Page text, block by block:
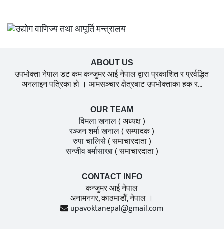
ABOUT US
उपभोक्ता नेपाल डट कम कन्जुमर आई नेपाल द्वारा प्रकाशित र प्रर्वद्धित
अनलाइन पत्रिका हो । आमसञ्चार क्षेत्रबाट उपभोक्ताका हक र...
OUR TEAM
विमला खनाल( अध्यक्ष )
रञ्जन शर्मा खनाल( सम्पादक )
रुपा चालिसे( समाचारदाता )
सन्जीव बर्मासाखा( समाचारदाता )
CONTACT INFO
कन्जुमर आई नेपाल
अनामनगर, काठमाडाैँ, नेपाल ।
upavoktanepal@gmail.com